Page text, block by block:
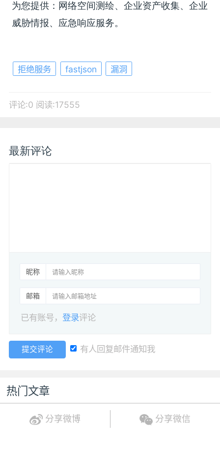
为您提供：网络空间测绘、企业资产收集、企业
威胁情报、应急响应服务。
拒绝服务 fastjson 漏洞
评论:0 阅读:17555
最新评论
昵称
邮箱
已有账号，登录评论
提交评论 有人回复邮件通知我
热门文章
分享微博 分享微信